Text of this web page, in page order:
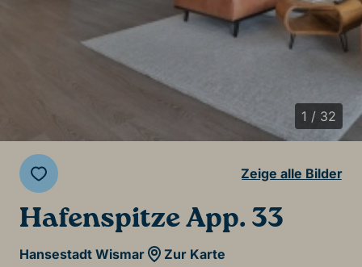
1 / 32
Zeige alle Bilder
Hafenspitze App. 33
Hansestadt Wismar Zur Karte